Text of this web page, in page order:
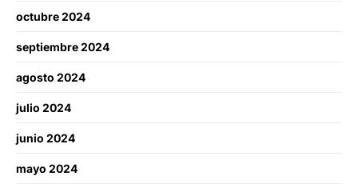
octubre 2024
septiembre 2024
agosto 2024
julio 2024
junio 2024
mayo 2024